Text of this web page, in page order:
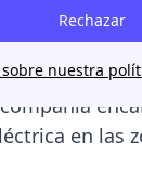
Rechazar
nuestra
de
en las